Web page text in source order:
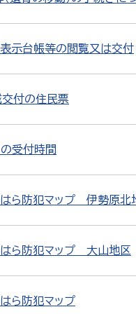
示台帳等の閲覧又は交付
交付の住民票
受付時間
ら防犯マップ 伊勢原北
ら防犯マップ 大山地区
ら防犯マップ